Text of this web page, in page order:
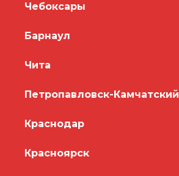
Чебоксары
Барнаул
Чита
Петропавловск-Камчатский
Краснодар
Красноярск